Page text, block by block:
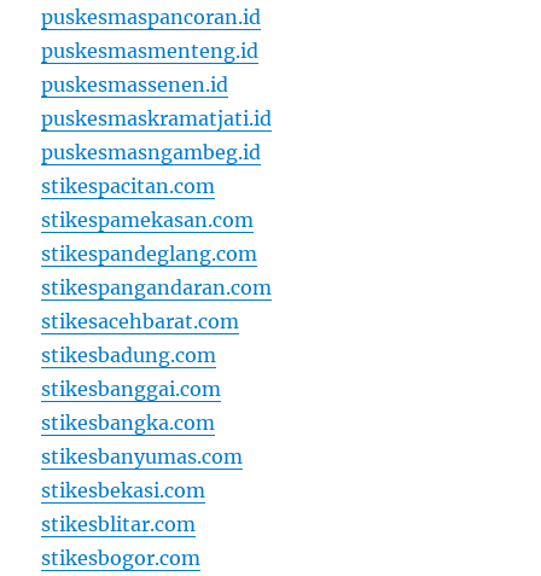
puskesmaspancoran.id
puskesmasmenteng.id
puskesmassenen.id
puskesmaskramatjati.id
puskesmasngambeg.id
stikespacitan.com
stikespamekasan.com
stikespandeglang.com
stikespangandaran.com
stikesacehbarat.com
stikesbadung.com
stikesbanggai.com
stikesbangka.com
stikesbanyumas.com
stikesbekasi.com
stikesblitar.com
stikesbogor.com